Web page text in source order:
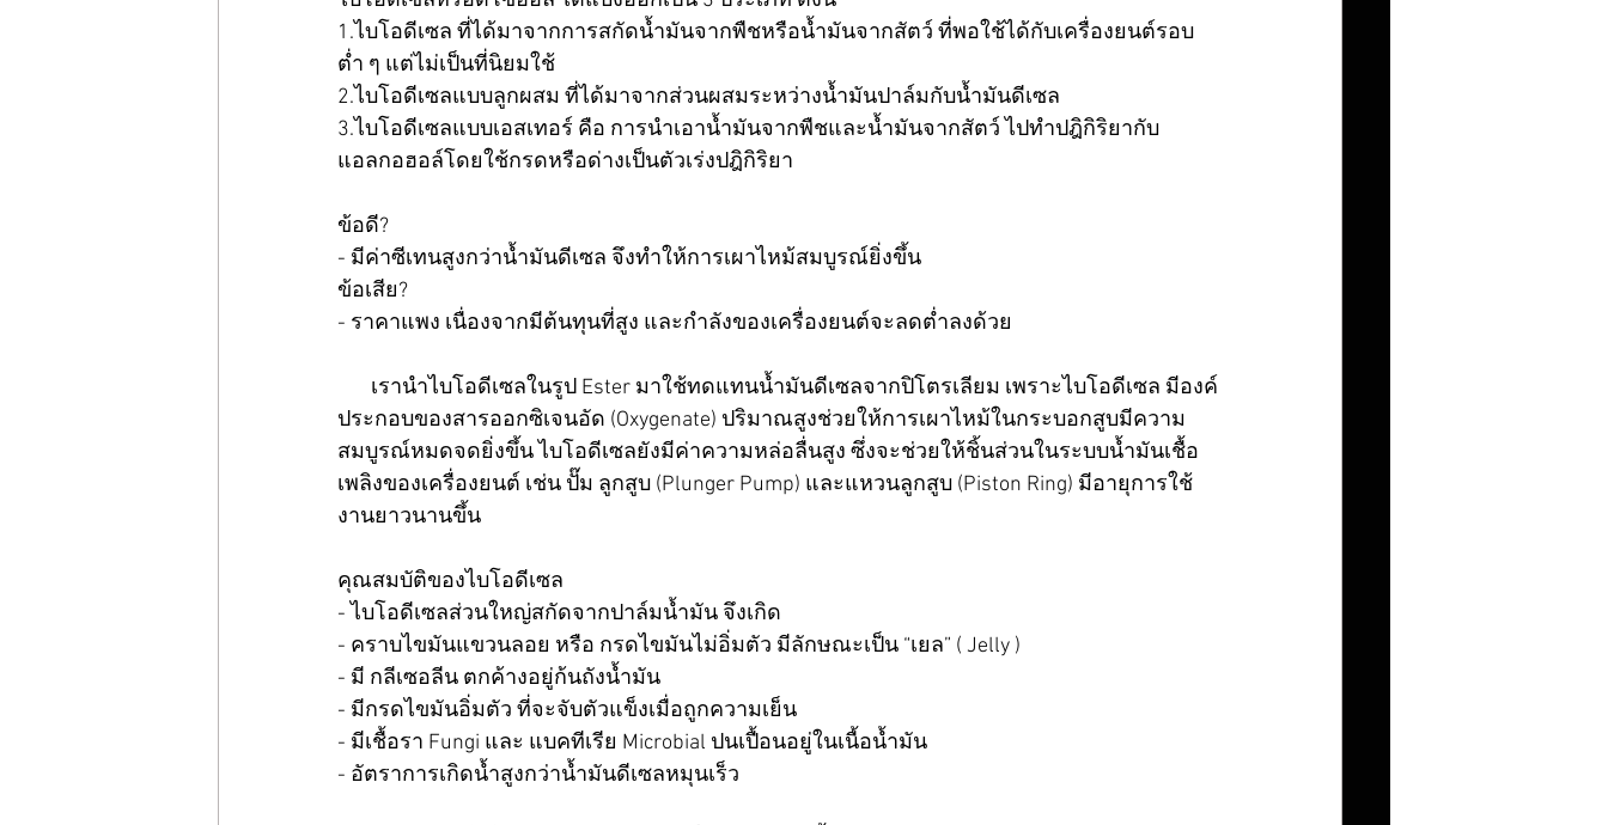
1.ไบโอดีเซล ที่ได้มาจากการสกัดน้ำมันจากพืชหรือน้ำมันจากสัตว์ ที่พอใช้ได้กับเครื่องยนต์รอบ
ต่ำ ๆ แต่ไม่เป็นที่นิยมใช้
2.ไบโอดีเซลแบบลูกผสม ที่ได้มาจากส่วนผสมระหว่างน้ำมันปาล์มกับน้ำมันดีเซล
3.ไบโอดีเซลแบบเอสเทอร์ คือ การนำเอาน้ำมันจากพืชและน้ำมันจากสัตว์ ไปทำปฎิกิริยากับ
แอลกอฮอล์โดยใช้กรดหรือด่างเป็นตัวเร่งปฎิกิริยา
ข้อดี?
- มีค่าซีเทนสูงกว่าน้ำมันดีเซล จึงทำให้การเผาไหม้สมบูรณ์ยิ่งขึ้น
ข้อเสีย?
- ราคาแพง เนื่องจากมีต้นทุนที่สูง และกำลังของเครื่องยนต์จะลดต่ำลงด้วย
ประกอบของสารออกซิเจนอัด (Oxygenate) ปริมาณสูงช่วยให้การเผาไหม้ในกระบอกสูบมีความ
สมบูรณ์หมดจดยิ่งขึ้น ไบโอดีเซลยังมีค่าความหล่อลื่นสูง ซึ่งจะช่วยให้ชิ้นส่วนในระบบน้ำมันเชื้อ
เพลิงของเครื่องยนต์ เช่น ปั๊ม ลูกสูบ (Plunger Pump) และแหวนลูกสูบ (Piston Ring) มีอายุการใช้
งานยาวนานขึ้น
คุณสมบัติของไบโอดีเซล
- ไบโอดีเซลส่วนใหญ่สกัดจากปาล์มน้ำมัน จึงเกิด
- คราบไขมันแขวนลอย หรือ กรดไขมันไม่อิ่มตัว มีลักษณะเป็น “เยล” ( Jelly )
- มี กลีเซอลีน ตกค้างอยู่ก้นถังน้ำมัน
- มีกรดไขมันอิ่มตัว ที่จะจับตัวแข็งเมื่อถูกความเย็น
- มีเชื้อรา Fungi และ แบคทีเรีย Microbial ปนเปื้อนอยู่ในเนื้อน้ำมัน
- อัตราการเกิดน้ำสูงกว่าน้ำมันดีเซลหมุนเร็ว